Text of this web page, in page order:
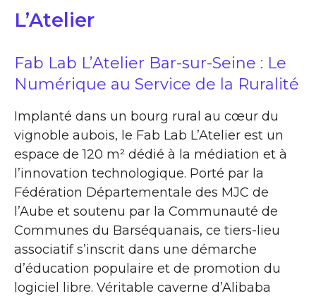
L’Atelier
Fab Lab L’Atelier Bar-sur-Seine : Le
Numérique au Service de la Ruralité
Implanté dans un bourg rural au cœur du
vignoble aubois, le Fab Lab L’Atelier est un
espace de 120 m² dédié à la médiation et à
l’innovation technologique. Porté par la
Fédération Départementale des MJC de
l’Aube et soutenu par la Communauté de
Communes du Barséquanais, ce tiers-lieu
associatif s’inscrit dans une démarche
d’éducation populaire et de promotion du
logiciel libre. Véritable caverne d’Alibaba